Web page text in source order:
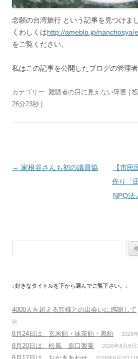
念願の台湾旅行 という記事を見つけまし
くわしくはhttp://ameblo.jp/nanchosya/
をご覧ください。
私はこの記事を公開したブログの管理者
カテゴリー: 難聴者の目に見えない障害 |
26分23秒
投
← 家根谷さんも初の議員協
【市
作り「
NPO法
↓好きなタイトルを下から選んでご覧下さい。↓
4000人を超える皆様との出会いに感謝して
秒
8月24日は、玄米飴・抹茶飴・黒飴 2026
8月20日は、松風 原口製菓 2026年8月8